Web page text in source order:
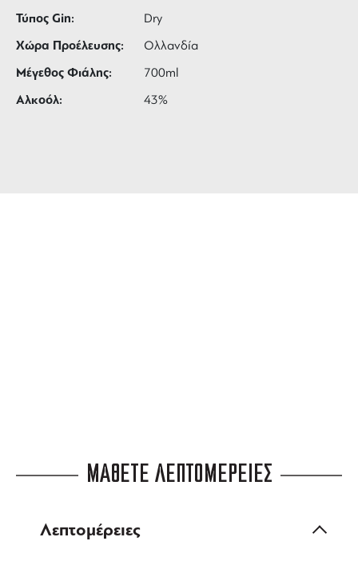
Τύπος Gin: Dry
Χώρα Προέλευσης: Ολλανδία
Μέγεθος Φιάλης: 700ml
Αλκοόλ: 43%
ΜΑΘΕΤΕ ΛΕΠΤΟΜΕΡΕΙΕΣ
Λεπτομέρειες